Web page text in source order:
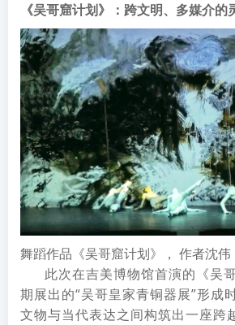
《吴哥窟计划》：跨文明、多媒介的
舞蹈作品《吴哥窟计划》， 作者沈伟
此次在吉美博物馆首演的《吴
期展出的“吴哥皇家青铜器展”形成
文物与当代表达之间构筑出一座跨